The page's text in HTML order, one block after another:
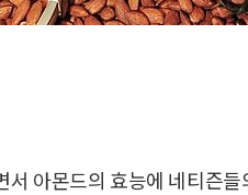
아몬드의 효능에 네티즌